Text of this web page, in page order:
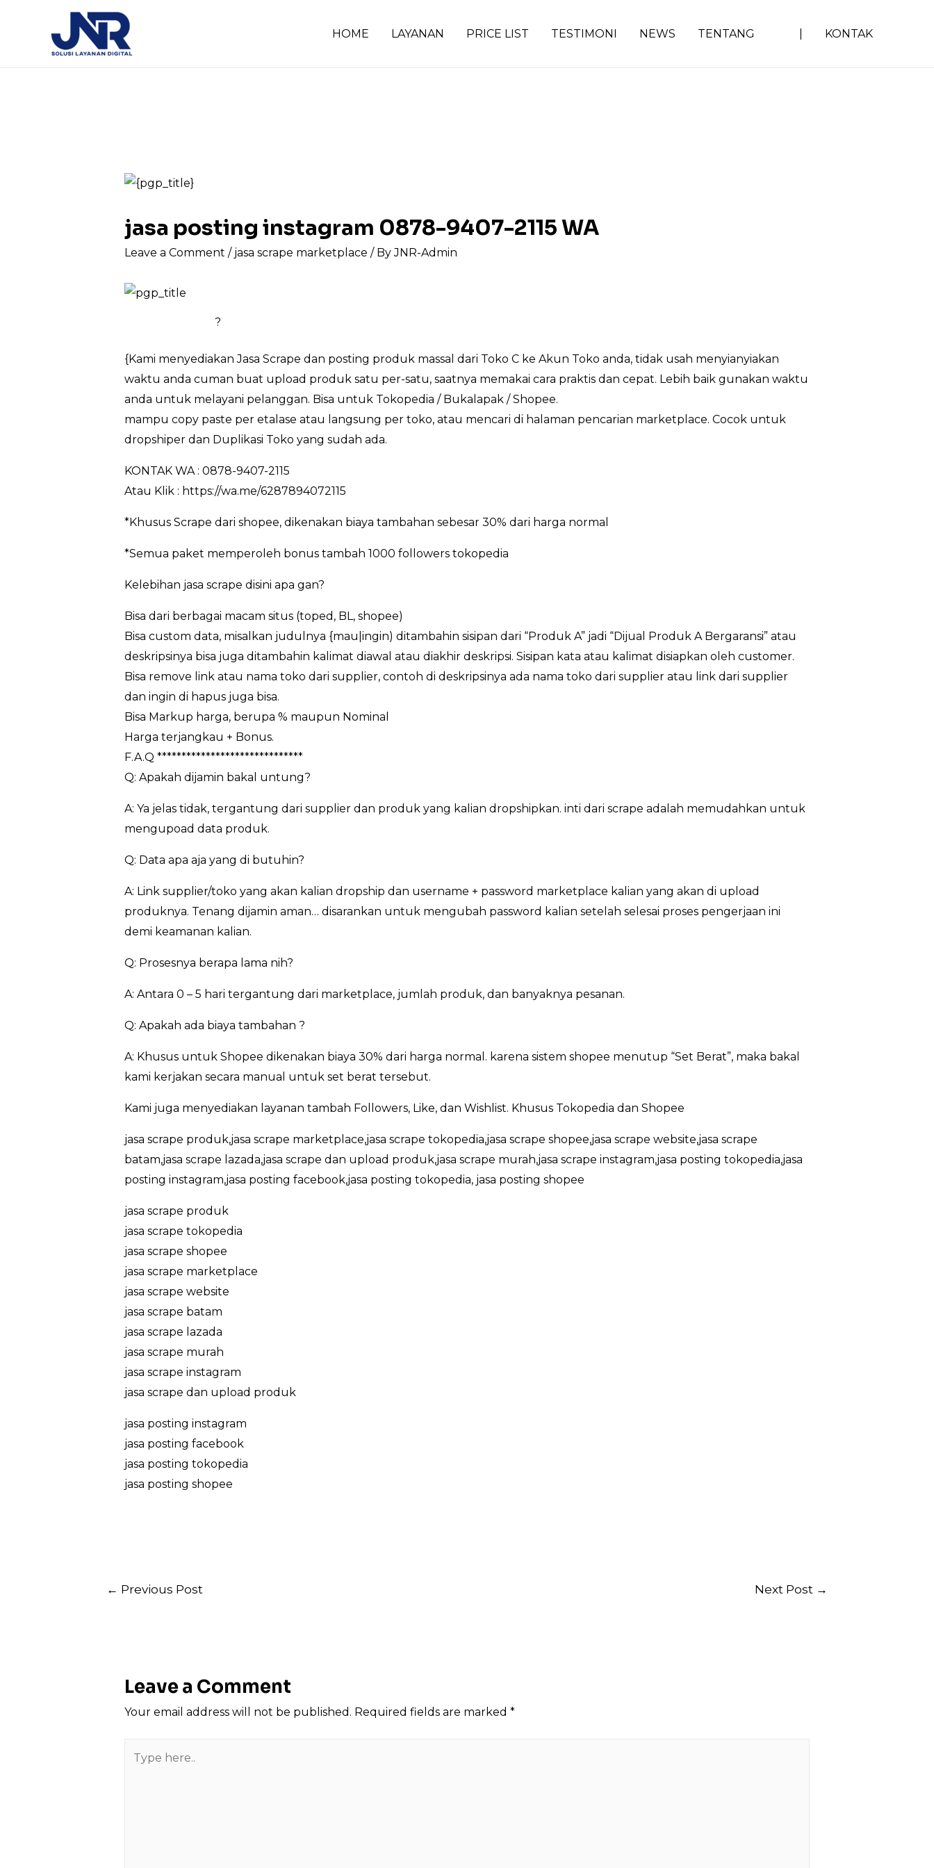
HOME LAYANAN PRICE LIST TESTIMONI NEWS TENTANG KONTAK
jasa posting instagram 0878-9407-2115 WA
Leave a Comment / jasa scrape marketplace / ByJNR-Admin
?
{Kami menyediakan Jasa Scrape dan posting produk massal dari Toko C ke Akun Toko anda, tidak usah menyianyiakan
waktu anda cuman buat upload produk satu per-satu, saatnya memakai cara praktis dan cepat. Lebih baik gunakan waktu
anda untuk melayani pelanggan. Bisa untuk Tokopedia / Bukalapak / Shopee.
mampu copy paste per etalase atau langsung per toko, atau mencari di halaman pencarian marketplace. Cocok untuk
dropshiper dan Duplikasi Toko yang sudah ada.
KONTAK WA : 0878-9407-2115
Atau Klik : https://wa.me/6287894072115
*Khusus Scrape dari shopee, dikenakan biaya tambahan sebesar 30% dari harga normal
*Semua paket memperoleh bonus tambah 1000 followers tokopedia
Kelebihan jasa scrape disini apa gan?
Bisa dari berbagai macam situs (toped, BL, shopee)
Bisa custom data, misalkan judulnya {mau|ingin) ditambahin sisipan dari “Produk A” jadi “Dijual Produk A Bergaransi” atau
deskripsinya bisa juga ditambahin kalimat diawal atau diakhir deskripsi. Sisipan kata atau kalimat disiapkan oleh customer.
Bisa remove link atau nama toko dari supplier, contoh di deskripsinya ada nama toko dari supplier atau link dari supplier
dan ingin di hapus juga bisa.
Bisa Markup harga, berupa % maupun Nominal
Harga terjangkau + Bonus.
F.A.Q ******************************
Q: Apakah dijamin bakal untung?
A: Ya jelas tidak, tergantung dari supplier dan produk yang kalian dropshipkan. inti dari scrape adalah memudahkan untuk
mengupoad data produk.
Q: Data apa aja yang di butuhin?
A: Link supplier/toko yang akan kalian dropship dan username + password marketplace kalian yang akan di upload
produknya. Tenang dijamin aman… disarankan untuk mengubah password kalian setelah selesai proses pengerjaan ini
demi keamanan kalian.
Q: Prosesnya berapa lama nih?
A: Antara 0 – 5 hari tergantung dari marketplace, jumlah produk, dan banyaknya pesanan.
Q: Apakah ada biaya tambahan ?
A: Khusus untuk Shopee dikenakan biaya 30% dari harga normal. karena sistem shopee menutup “Set Berat”, maka bakal
kami kerjakan secara manual untuk set berat tersebut.
Kami juga menyediakan layanan tambah Followers, Like, dan Wishlist. Khusus Tokopedia dan Shopee
jasa scrape produk,jasa scrape marketplace,jasa scrape tokopedia,jasa scrape shopee,jasa scrape website,jasa scrape
batam,jasa scrape lazada,jasa scrape dan upload produk,jasa scrape murah,jasa scrape instagram,jasa posting tokopedia,jasa
posting instagram,jasa posting facebook,jasa posting tokopedia, jasa posting shopee
jasa scrape produk
jasa scrape tokopedia
jasa scrape shopee
jasa scrape marketplace
jasa scrape website
jasa scrape batam
jasa scrape lazada
jasa scrape murah
jasa scrape instagram
jasa scrape dan upload produk
jasa posting instagram
jasa posting facebook
jasa posting tokopedia
jasa posting shopee
Post
← Previous Post Next Post →
Leave a Comment
Your email address will not be published. Required fields are marked *
here..